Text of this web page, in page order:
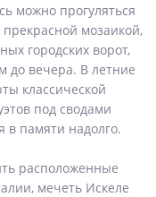
можно прогуляться
мозаикой,
городских ворот,
до вечера. В летние
классической
под сводами
в памяти надолго.
расположенные
мечеть Искеле